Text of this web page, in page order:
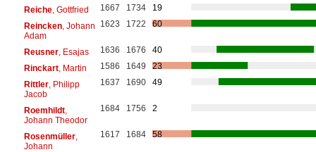
Reiche, Gottfried 1667 1734
19
Reincken, Johann
Adam
1623 1722 60
Reusner, Esajas 1636 1676
40
Rinckart, Martin 1586 1649
23
Rittler, Philipp
Jacob
1637 1690 49
Roemhildt,
Johann Theodor
1684 1756 2
Rosenmüller,
Johann
1617 1684 58